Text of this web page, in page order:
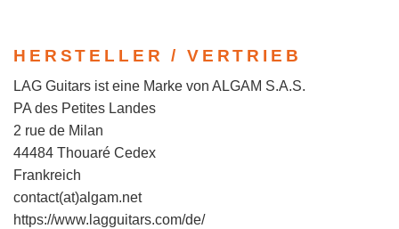
HERSTELLER / VERTRIEB
LAG Guitars ist eine Marke von ALGAM S.A.S.
PA des Petites Landes
2 rue de Milan
44484 Thouaré Cedex
Frankreich
contact(at)algam.net
https://www.lagguitars.com/de/